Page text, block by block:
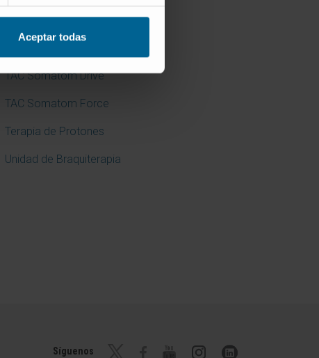
Aceptar todas
Simulador de radioterapia
TAC Somatom Drive
TAC Somatom Force
Terapia de Protones
Unidad de Braquiterapia
Síguenos